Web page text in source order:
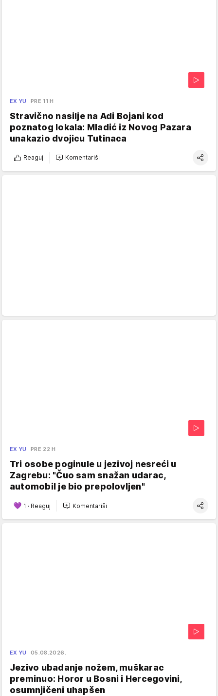
EX YU PRE 11 H
Stravično nasilje na Adi Bojani kod
poznatog lokala: Mladić iz Novog Pazara
unakazio dvojicu Tutinaca
Reaguj Komentariši
EX YU PRE 22 H
Tri osobe poginule u jezivoj nesreći u
Zagrebu: "Čuo sam snažan udarac,
automobil je bio prepolovljen"
1 · Reaguj Komentariši
EX YU 05.08.2026.
Jezivo ubadanje nožem, muškarac
preminuo: Horor u Bosni i Hercegovini,
osumnjičeni uhapšen